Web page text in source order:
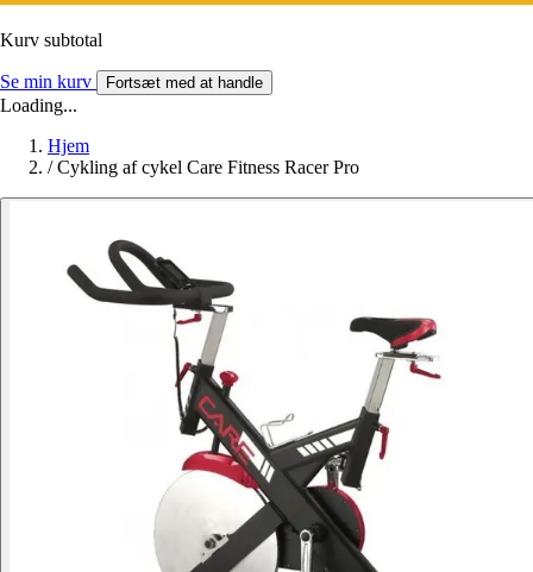
Kurv subtotal
Se min kurv Fortsæt med at handle
Loading...
Hjem
/ Cykling af cykel Care Fitness Racer Pro